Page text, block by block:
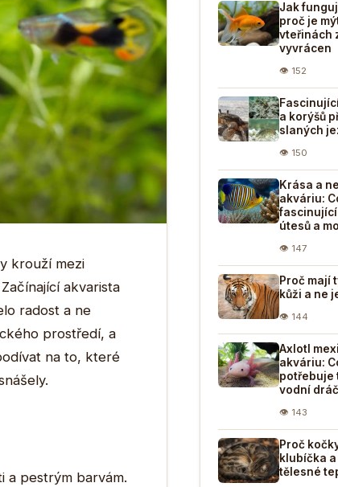
krouží mezi
akvarista
radost a ne
prostředí, a
na to, které
a pestrým barvám.
Jak
proč je
vteřinách
vyvrácen
👁 152
a korýšů
slaných
👁 150
Krása a
akváriu:
útesů a
👁 147
Proč mají
kůži a ne
👁 144
Axlotl
akváriu:
potřebuje
vodní
👁 143
Proč
klubíčka
tělesné